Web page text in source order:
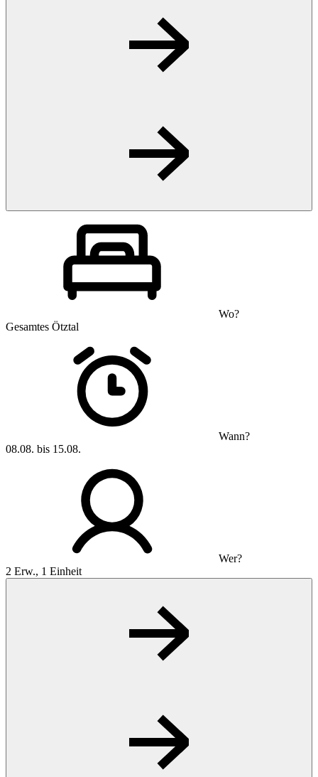
Wo?
Gesamtes Ötztal
Wann?
08.08. bis 15.08.
Wer?
2 Erw., 1 Einheit